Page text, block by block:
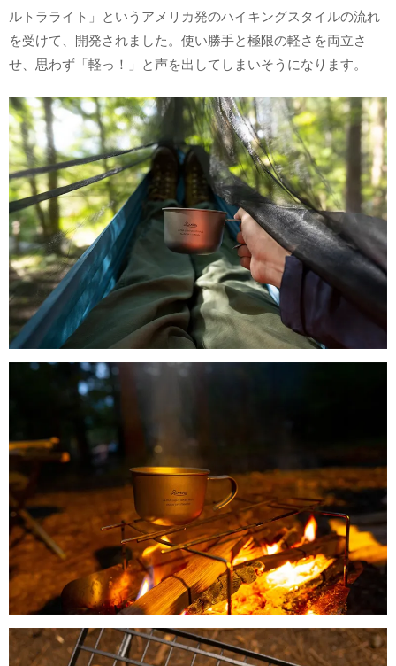
ルトラライト」というアメリカ発のハイキングスタイルの流れ
を受けて、開発されました。使い勝手と極限の軽さを両立さ
せ、思わず「軽っ！」と声を出してしまいそうになります。